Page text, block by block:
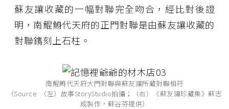
蘇友讓收藏的一幅對聯完全吻合，經比對後證
明，南鯤鯓代天府的正門對聯是由蘇友讓收藏的
對聯鐫刻上石柱。
南鯤鯓代天府大門對聯與蘇友讓所藏對聯相符
（Source: （左）故事StoryStudio拍攝；（右）《蘇友讓珍藏集》蘇志
成製作，蘇谷芬提供）